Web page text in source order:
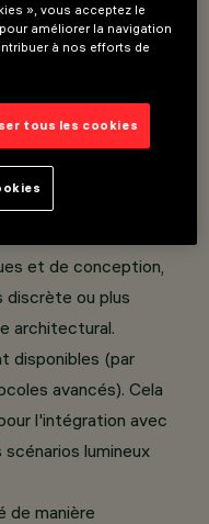
distribuer la
long de la paroi,
version standard avec
encastrée au
et de conception,
discrète ou plus
architectural.
disponibles (par
avancés). Cela
l'intégration avec
lumineux
de manière
», vous acceptez le
améliorer la navigation
à nos efforts de
tous les cookies